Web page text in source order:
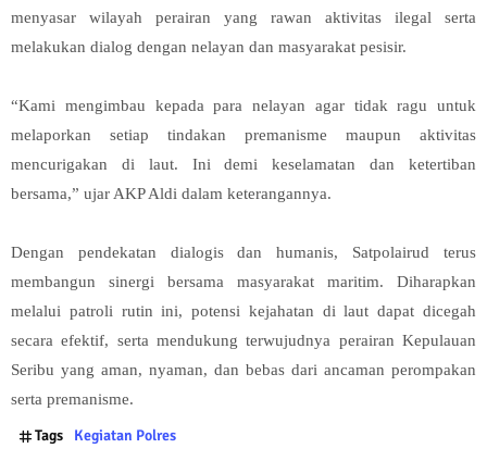
menyasar wilayah perairan yang rawan aktivitas ilegal serta
melakukan dialog dengan nelayan dan masyarakat pesisir.
“Kami mengimbau kepada para nelayan agar tidak ragu untuk
melaporkan setiap tindakan premanisme maupun aktivitas
mencurigakan di laut. Ini demi keselamatan dan ketertiban
bersama,” ujar AKP Aldi dalam keterangannya.
Dengan pendekatan dialogis dan humanis, Satpolairud terus
membangun sinergi bersama masyarakat maritim. Diharapkan
melalui patroli rutin ini, potensi kejahatan di laut dapat dicegah
secara efektif, serta mendukung terwujudnya perairan Kepulauan
Seribu yang aman, nyaman, dan bebas dari ancaman perompakan
serta premanisme.
Tags Kegiatan Polres